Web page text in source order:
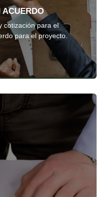
ACUERDO
cotización para el
para el proyecto.